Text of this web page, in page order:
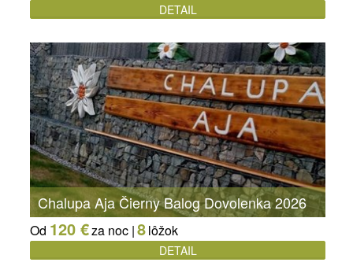
DETAIL
Chalupa Aja Čierny Balog Dovolenka 2026
Od 120 €za noc |8lôžok
DETAIL